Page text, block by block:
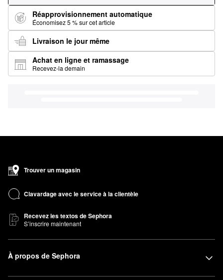
Réapprovisionnement automatique
Économisez 5 % sur cet article
Livraison le jour même
Achat en ligne et ramassage
Recevez-la demain
Trouver un magasin
Clavardage avec le service à la clientèle
Recevez les textos de Sephora
S’inscrire maintenant
À propos de Sephora